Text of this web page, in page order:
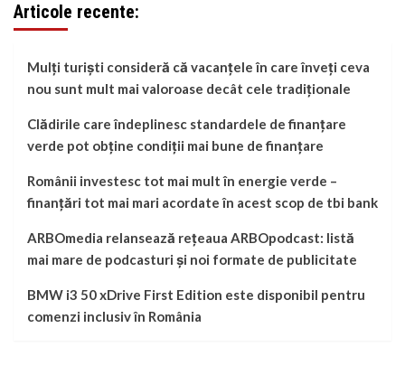
Articole recente:
Mulți turiști consideră că vacanțele în care înveți ceva
nou sunt mult mai valoroase decât cele tradiționale
Clădirile care îndeplinesc standardele de finanțare
verde pot obține condiții mai bune de finanțare
Românii investesc tot mai mult în energie verde –
finanțări tot mai mari acordate în acest scop de tbi bank
ARBOmedia relansează rețeaua ARBOpodcast: listă
mai mare de podcasturi și noi formate de publicitate
BMW i3 50 xDrive First Edition este disponibil pentru
comenzi inclusiv în România